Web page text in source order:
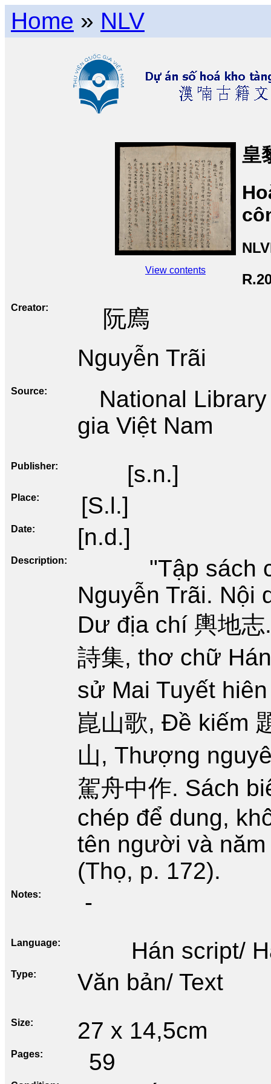
Home » NLV
View contents
皇
Creator
阮廌
Nguyễn Trãi
Source
National
gia Việt Nam
Publisher [s.n.]
Place [S.l.]
Date [n.d.]
Description
"Tập sách
Nguyễn Trãi. Nội
Dư địa chí 輿地
詩集, thơ chữ
sử Mai Tuyết
崑山歌, Đề kiếm
山, Thượng
駕舟中作. Sách
chép để dung,
tên người và
(Thọ, p. 172).
Notes -
Language Hán script/
Type Văn bản/ Text
Size 27 x 14,5cm
Pages 59